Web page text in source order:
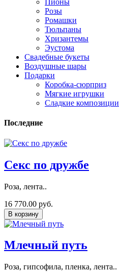
Пионы
Розы
Ромашки
Тюльпаны
Хризантемы
Эустома
Свадебные букеты
Воздушные шары
Подарки
Коробка-сюрприз
Мягкие игрушки
Сладкие композиции
Последние
Секс по дружбе
Роза, лента..
16 770.00 руб.
В корзину
Млечный путь
Роза, гипсофила, пленка, лента..